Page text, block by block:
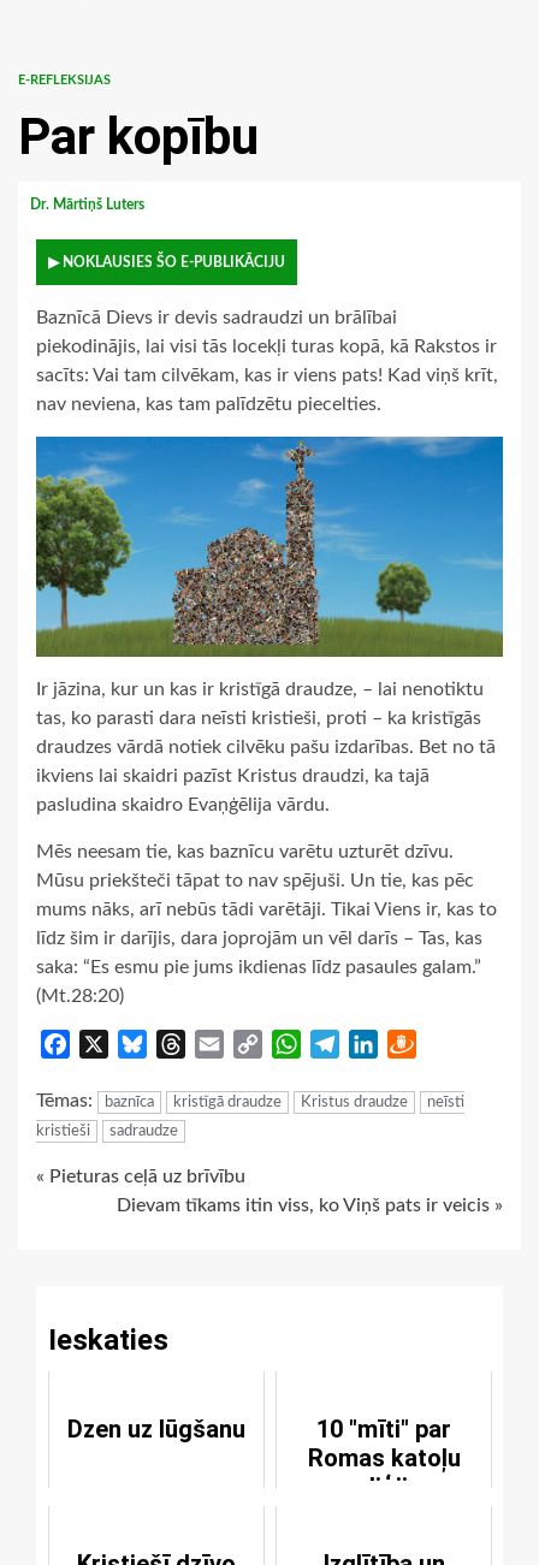
E-REFLEKSIJAS
Par kopību
Dr. Mārtiņš Luters
▶ NOKLAUSIES ŠO E-PUBLIKĀCIJU
Baznīcā Dievs ir devis sadraudzi un brālībai
piekodinājis, lai visi tās locekļi turas kopā, kā Rakstos ir
sacīts: Vai tam cilvēkam, kas ir viens pats! Kad viņš krīt,
nav neviena, kas tam palīdzētu piecelties.
Ir jāzina, kur un kas ir kristīgā draudze, – lai nenotiktu
tas, ko parasti dara neīsti kristieši, proti – ka kristīgās
draudzes vārdā notiek cilvēku pašu izdarības. Bet no tā
ikviens lai skaidri pazīst Kristus draudzi, ka tajā
pasludina skaidro Evaņģēlija vārdu.
Mēs neesam tie, kas baznīcu varētu uzturēt dzīvu.
Mūsu priekšteči tāpat to nav spējuši. Un tie, kas pēc
mums nāks, arī nebūs tādi varētāji. Tikai Viens ir, kas to
līdz šim ir darījis, dara joprojām un vēl darīs – Tas, kas
saka: “Es esmu pie jums ikdienas līdz pasaules galam.”
(Mt.28:20)
Facebook BlueskyThreads
Email
Copy
WhatsApp
TelegramLinkedIn
Tēmas: baznīca kristīgā draudze Kristus draudze
neīsti
kristieši
sadraudze
Continue
« Pieturas ceļā uz brīvību
Dievam tīkams itin viss, ko Viņš pats ir veicis »
Ieskaties
Dzen uz lūgšanu
10 "mīti" par
Romas katoļu
reliģiju